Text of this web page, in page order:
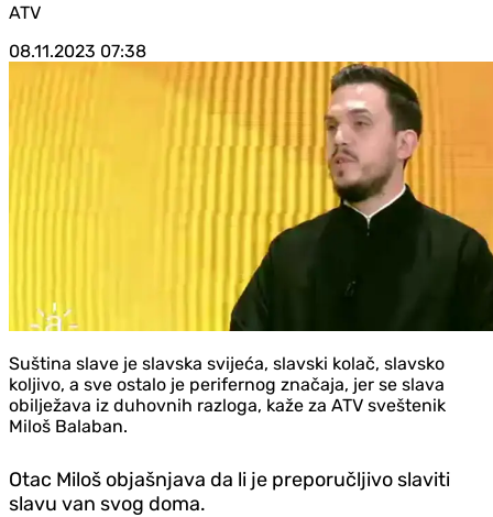
ATV
08.11.2023 07:38
Suština slave je slavska svijeća, slavski kolač, slavsko
koljivo, a sve ostalo je perifernog značaja, jer se slava
obilježava iz duhovnih razloga, kaže za ATV sveštenik
Miloš Balaban.
Otac Miloš objašnjava da li je preporučljivo slaviti
slavu van svog doma.